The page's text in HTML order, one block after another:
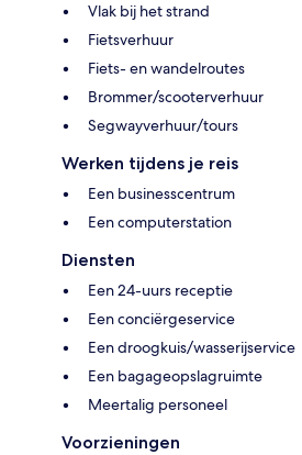
Vlak bij het strand
Fietsverhuur
Fiets- en wandelroutes
Brommer/scooterverhuur
Segwayverhuur/tours
Werken tijdens je reis
Een businesscentrum
Een computerstation
Diensten
Een 24-uurs receptie
Een conciërgeservice
Een droogkuis/wasserijservice
Een bagageopslagruimte
Meertalig personeel
Voorzieningen